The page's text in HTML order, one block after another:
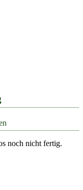
noch nicht fertig.